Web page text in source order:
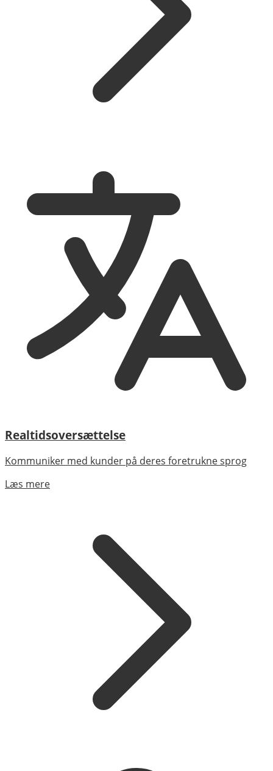
Realtidsoversættelse
Kommuniker med kunder på deres foretrukne sprog
Læs mere